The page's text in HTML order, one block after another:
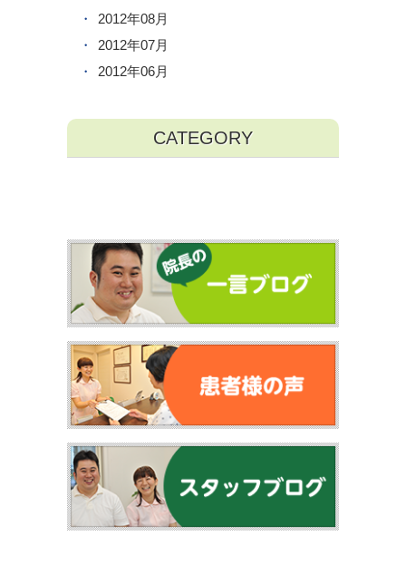
2012年08月
2012年07月
2012年06月
CATEGORY